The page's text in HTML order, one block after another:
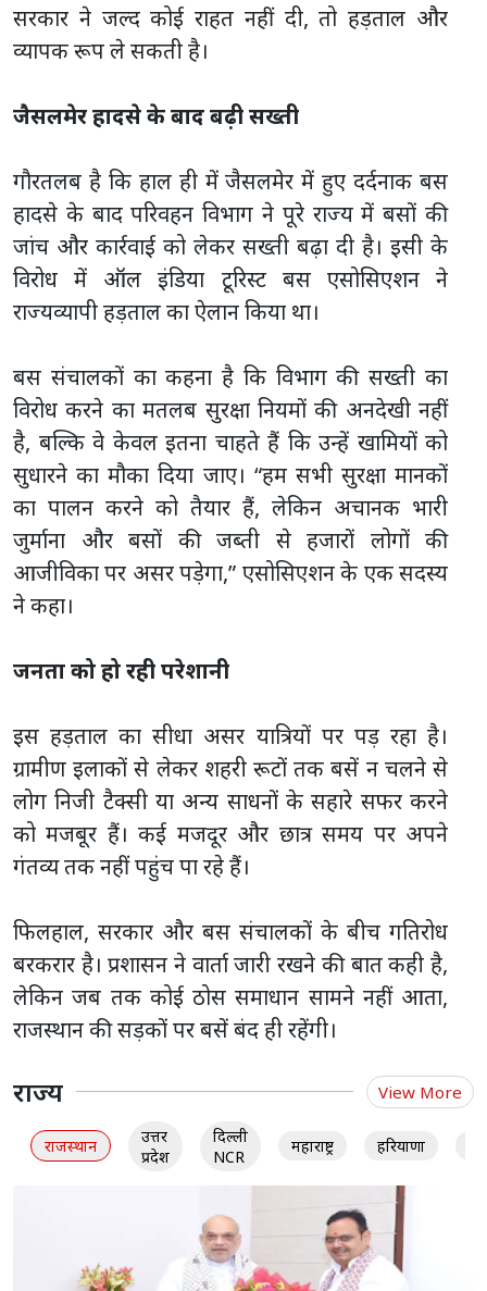
सरकार ने जल्द कोई राहत नहीं दी, तो हड़ताल और
व्यापक रूप ले सकती है।
जैसलमेर हादसे के बाद बढ़ी सख्ती
गौरतलब है कि हाल ही में जैसलमेर में हुए दर्दनाक बस
हादसे के बाद परिवहन विभाग ने पूरे राज्य में बसों की
जांच और कार्रवाई को लेकर सख्ती बढ़ा दी है। इसी के
विरोध में ऑल इंडिया टूरिस्ट बस एसोसिएशन ने
राज्यव्यापी हड़ताल का ऐलान किया था।
बस संचालकों का कहना है कि विभाग की सख्ती का
विरोध करने का मतलब सुरक्षा नियमों की अनदेखी नहीं
है, बल्कि वे केवल इतना चाहते हैं कि उन्हें खामियों को
सुधारने का मौका दिया जाए। “हम सभी सुरक्षा मानकों
का पालन करने को तैयार हैं, लेकिन अचानक भारी
जुर्माना और बसों की जब्ती से हजारों लोगों की
आजीविका पर असर पड़ेगा,” एसोसिएशन के एक सदस्य
ने कहा।
जनता को हो रही परेशानी
इस हड़ताल का सीधा असर यात्रियों पर पड़ रहा है।
ग्रामीण इलाकों से लेकर शहरी रूटों तक बसें न चलने से
लोग निजी टैक्सी या अन्य साधनों के सहारे सफर करने
को मजबूर हैं। कई मजदूर और छात्र समय पर अपने
गंतव्य तक नहीं पहुंच पा रहे हैं।
फिलहाल, सरकार और बस संचालकों के बीच गतिरोध
बरकरार है। प्रशासन ने वार्ता जारी रखने की बात कही है,
लेकिन जब तक कोई ठोस समाधान सामने नहीं आता,
राजस्थान की सड़कों पर बसें बंद ही रहेंगी।
राज्य View More
राजस्थान
उत्तर
प्रदेश
दिल्ली
NCR
महाराष्ट्र हरियाणा